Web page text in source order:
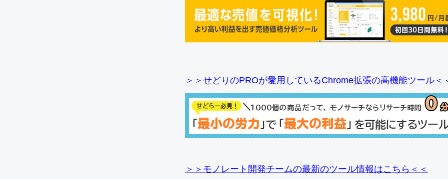
＞＞せどりのPROが愛用しているChrome拡張の高機能ツール＜
＞＞モノレート開発チームの最新のツール情報はこちら＜＜